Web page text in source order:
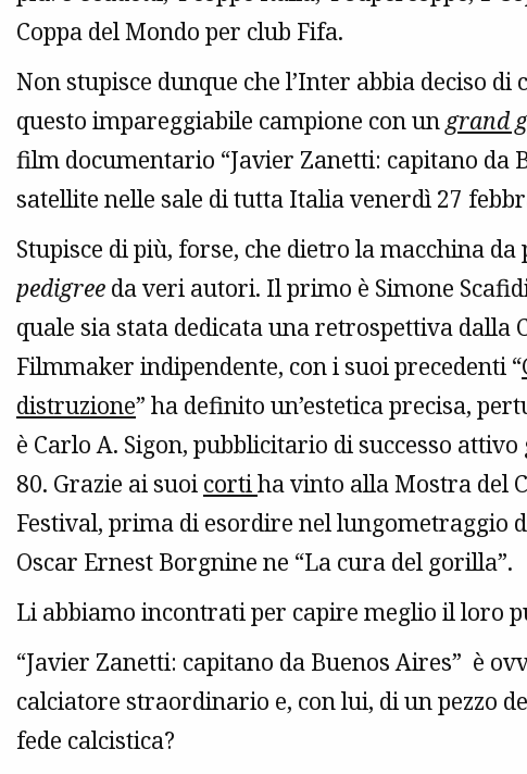
Coppa del Mondo per club Fifa.
Non stupisce dunque che l’Inter abbia deciso
questo impareggiabile campione con ungrand
film documentario “Javier Zanetti: capitano da
satellite nelle sale di tutta Italia venerdì 27
Stupisce di più, forse, che dietro la macchina
pedigree da veri autori. Il primo è Simone
quale sia stata dedicata una retrospettiva dalla
Filmmaker indipendente, con i suoi precedenti “
distruzione” ha definito un’estetica precisa,
è Carlo A. Sigon, pubblicitario di successo
80. Grazie ai suoi cortiha vinto alla Mostra del
Festival, prima di esordire nel lungometraggio
Oscar Ernest Borgnine ne “La cura del gorilla”.
Li abbiamo incontrati per capire meglio il loro
“Javier Zanetti: capitano da Buenos Aires” è
calciatore straordinario e, con lui, di un pezzo
fede calcistica?